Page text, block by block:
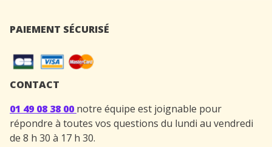
PAIEMENT SÉCURISÉ
CONTACT
01 49 08 38 00 notre équipe est joignable pour
répondre à toutes vos questions du lundi au vendredi
de 8 h 30 à 17 h 30.